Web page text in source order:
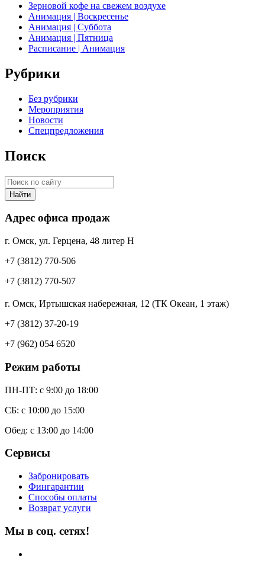
Зерновой кофе на свежем воздухе
Анимация | Воскресенье
Анимация | Суббота
Анимация | Пятница
Расписание | Анимация
Рубрики
Без рубрики
Мероприятия
Новости
Спецпредложения
Поиск
Найти
Адрес офиса продаж
г. Омск, ул. Герцена, 48 литер Н
+7 (3812) 770-506
+7 (3812) 770-507
г. Омск, Иртышская набережная, 12 (ТК Океан, 1 этаж)
+7 (3812) 37-20-19
+7 (962) 054 6520
Режим работы
ПН-ПТ: c 9:00 до 18:00
СБ: с 10:00 до 15:00
Обед: с 13:00 до 14:00
Сервисы
Забронировать
Фингарантии
Способы оплаты
Возврат услуги
Мы в соц. сетях!